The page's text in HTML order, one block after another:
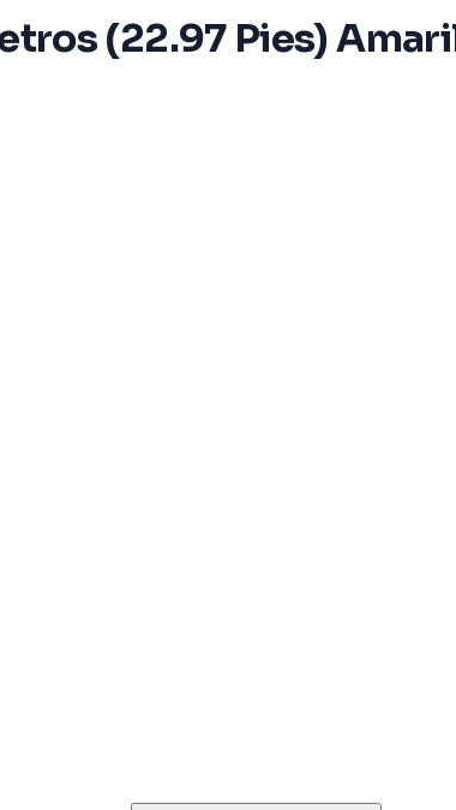
(22.97 Pies)